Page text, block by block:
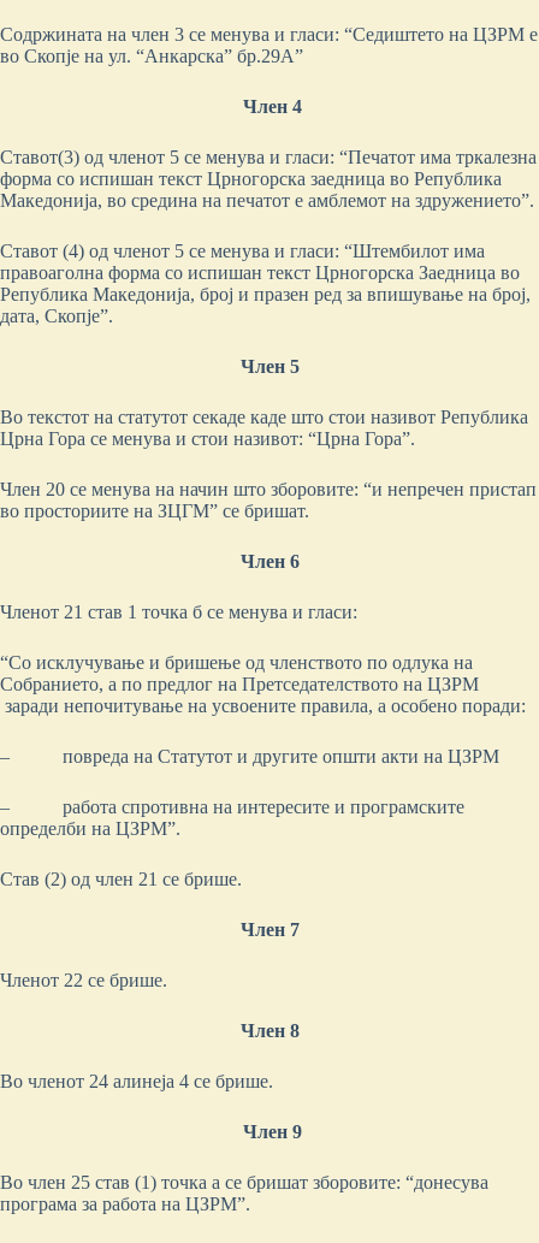
Содржината на член 3 се менува и гласи: “Седиштето на ЦЗРМ е
во Скопје на ул. “Анкарска” бр.29А”
Член 4
Ставот(3) од членот 5 се менува и гласи: “Печатот има тркалезна
форма со испишан текст Црногорска заедница во Република
Македонија, во средина на печатот е амблемот на здружението”.
Ставот (4) од членот 5 се менува и гласи: “Штембилот има
правоаголна форма со испишан текст Црногорска Заедница во
Република Македонија, број и празен ред за впишување на број,
дата, Скопје”.
Член 5
Во текстот на статутот секаде каде што стои називот Република
Црна Гора се менува и стои називот: “Црна Гора”.
Член 20 се менува на начин што зборовите: “и непречен пристап
во просториите на ЗЦГМ” се бришат.
Член 6
Членот 21 став 1 точка б се менува и гласи:
“Со исклучување и бришење од членството по одлука на
Собранието, а по предлог на Претседателството на ЦЗРМ
заради непочитување на усвоените правила, а особено поради:
– повреда на Статутот и другите општи акти на ЦЗРМ
– работа спротивна на интересите и програмските
определби на ЦЗРМ”.
Став (2) од член 21 се брише.
Член 7
Членот 22 се брише.
Член 8
Во членот 24 алинеја 4 се брише.
Член 9
Во член 25 став (1) точка а се бришат зборовите: “донесува
програма за работа на ЦЗРМ”.